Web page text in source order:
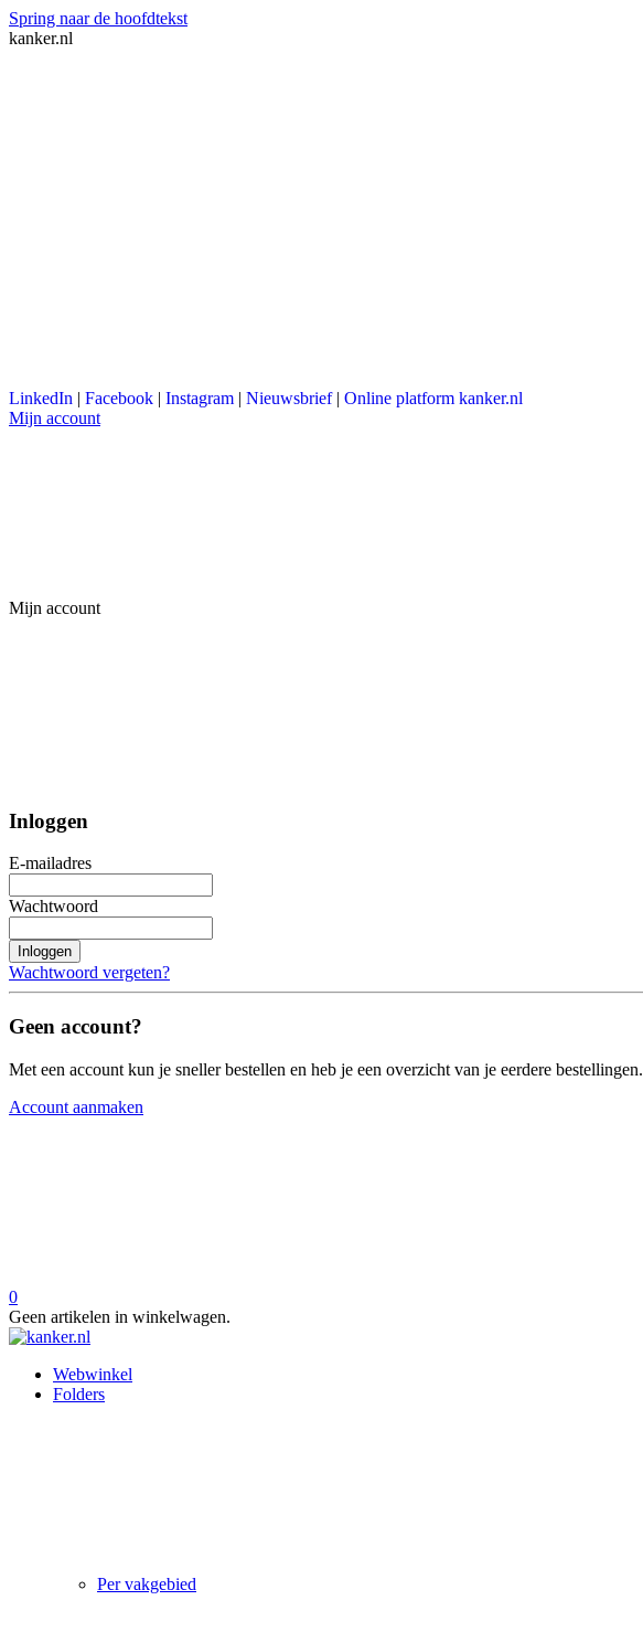
Spring naar de hoofdtekst
kanker.nl
LinkedIn | Facebook | Instagram | Nieuwsbrief | Online platform kanker.nl
Mijn account
Mijn account
Inloggen
E-mailadres
Wachtwoord
Inloggen
Wachtwoord vergeten?
Geen account?
Met een account kun je sneller bestellen en heb je een overzicht van je eerdere bestellingen.
Account aanmaken
0
Geen artikelen in winkelwagen.
Webwinkel
Folders
Per vakgebied